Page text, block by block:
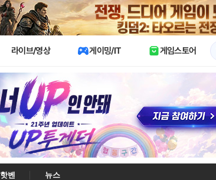
X
라이브/영상 게이밍/IT 게임스토어
핫벤
뉴스